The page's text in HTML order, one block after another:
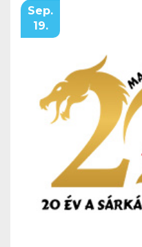
Sep.
19.